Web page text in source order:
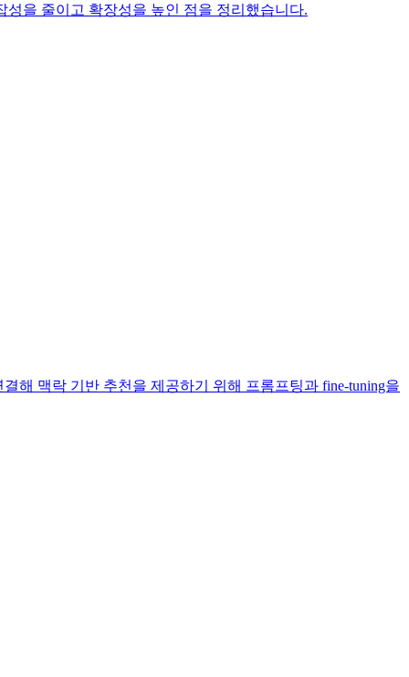
을 줄이고 확장성을 높인 점을 정리했습니다.
해 맥락 기반 추천을 제공하기 위해 프롬프팅과 fine-tuning을